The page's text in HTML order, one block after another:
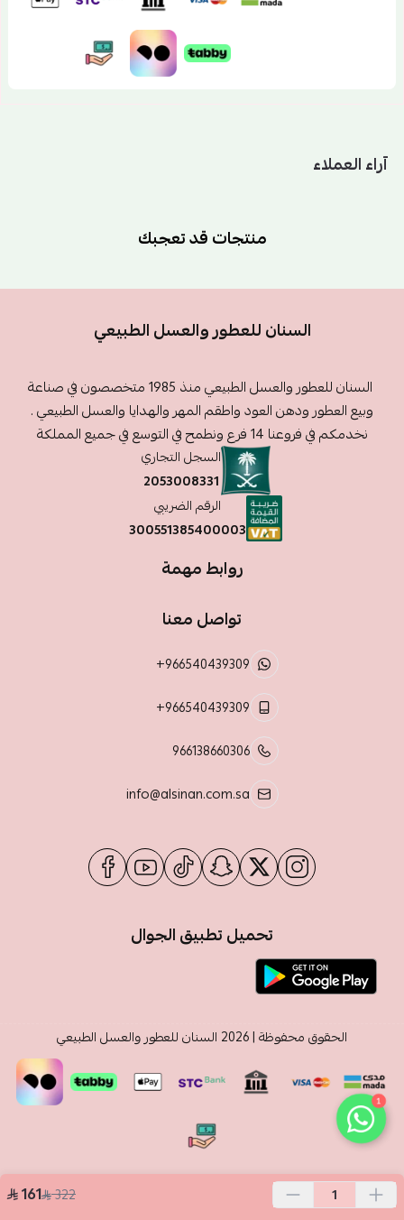
322
161
آراء العملاء
منتجات قد تعجبك
السنان للعطور والعسل الطبيعي
السنان للعطور والعسل الطبيعي منذ 1985 متخصصون في صناعة
وبيع العطور ودهن العود واطقم المهر والهدايا والعسل الطبيعي .
نخدمكم في فروعنا 14 فرع ونطمح في التوسع في جميع المملكة
السجل التجاري
2053008331
الرقم الضريبي
300551385400003
روابط مهمة
تواصل معنا
+966540439309
+966540439309
966138660306
info@alsinan.com.sa
تحميل تطبيق الجوال
الحقوق محفوظة | 2026 السنان للعطور والعسل الطبيعي
1